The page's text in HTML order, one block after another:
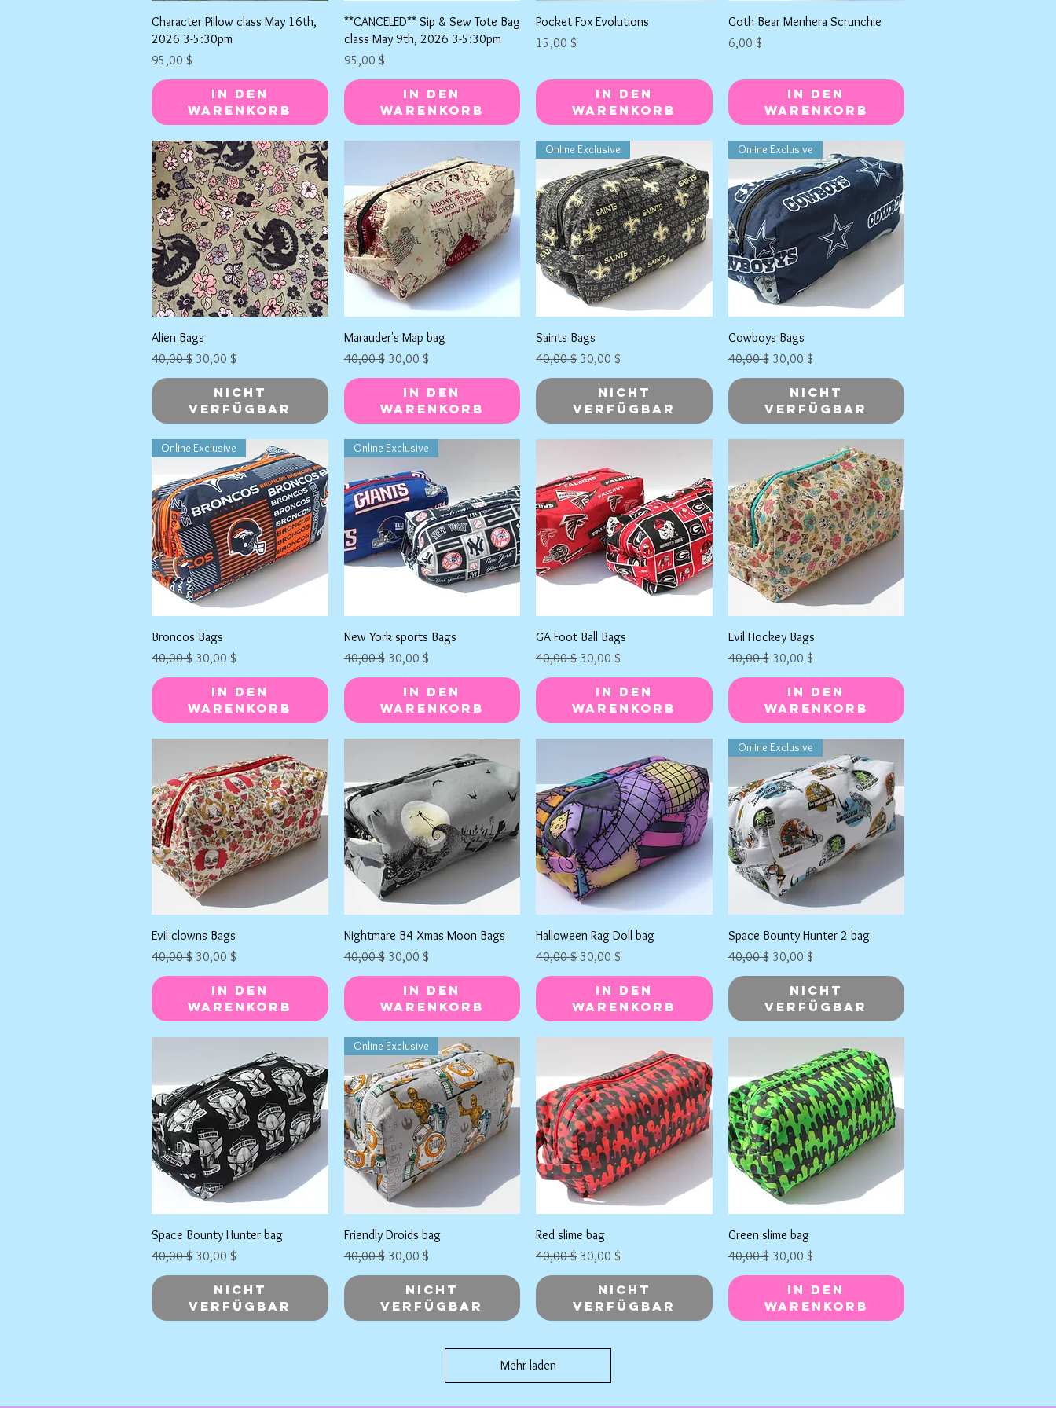
Schnellansicht
Character Pillow class May 16th,
2026 3-5:30pm
Preis
95,00 $
In den
Warenkorb
Schnellansicht
**CANCELED** Sip & Sew Tote Bag
class May 9th, 2026 3-5:30pm
Preis
95,00 $
In den
Warenkorb
Schnellansicht
Pocket Fox Evolutions
Preis
15,00 $
In den
Warenkorb
Schnellansicht
Goth Bear Menhera Scrunchie
Preis
6,00 $
In den
Warenkorb
Alien Bags
Standardpreis
40,00 $ Sale-Preis
30,00 $
Nicht
verfügbar
Schnellansicht
Marauder's Map bag
Standardpreis
40,00 $ Sale-Preis
30,00 $
In den
Warenkorb
Schnellansicht
Online Exclusive
Saints Bags
Standardpreis
40,00 $ Sale-Preis
30,00 $
Nicht
verfügbar
Schnellansicht
Online Exclusive
Cowboys Bags
Standardpreis
40,00 $ Sale-Preis
30,00 $
Nicht
verfügbar
Schnellansicht
Online Exclusive
Broncos Bags
Standardpreis
40,00 $ Sale-Preis
30,00 $
In den
Warenkorb
Schnellansicht
Online Exclusive
New York sports Bags
Standardpreis
40,00 $ Sale-Preis
30,00 $
In den
Warenkorb
Schnellansicht
GA Foot Ball Bags
Standardpreis
40,00 $ Sale-Preis
30,00 $
In den
Warenkorb
Schnellansicht
Evil Hockey Bags
Standardpreis
40,00 $ Sale-Preis
30,00 $
In den
Warenkorb
Schnellansicht
Evil clowns Bags
Standardpreis
40,00 $ Sale-Preis
30,00 $
In den
Warenkorb
Schnellansicht
Nightmare B4 Xmas Moon Bags
Standardpreis
40,00 $ Sale-Preis
30,00 $
In den
Warenkorb
Schnellansicht
Halloween Rag Doll bag
Standardpreis
40,00 $ Sale-Preis
30,00 $
In den
Warenkorb
Schnellansicht
Online Exclusive
Space Bounty Hunter 2 bag
Standardpreis
40,00 $ Sale-Preis
30,00 $
Nicht
verfügbar
Schnellansicht
Space Bounty Hunter bag
Standardpreis
40,00 $ Sale-Preis
30,00 $
Nicht
verfügbar
Schnellansicht
Online Exclusive
Friendly Droids bag
Standardpreis
40,00 $ Sale-Preis
30,00 $
Nicht
verfügbar
Schnellansicht
Red slime bag
Standardpreis
40,00 $ Sale-Preis
30,00 $
Nicht
verfügbar
Schnellansicht
Green slime bag
Standardpreis
40,00 $ Sale-Preis
30,00 $
In den
Warenkorb
Mehr laden